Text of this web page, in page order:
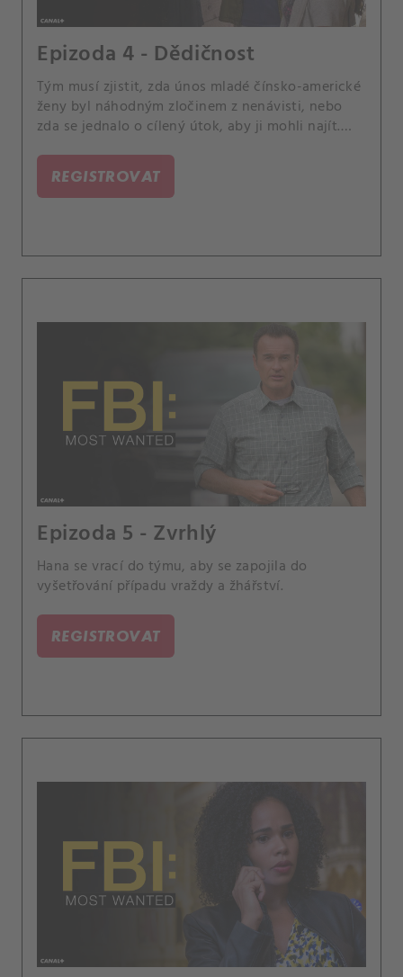
Epizoda 4 - Dědičnost
Tým musí zjistit, zda únos mladé čínsko-americké
ženy byl náhodným zločinem z nenávisti, nebo
zda se jednalo o cílený útok, aby ji mohli najít.
vzpurností.
REGISTROVAT
Epizoda 5 - Zvrhlý
Hana se vrací do týmu, aby se zapojila do
vyšetřování případu vraždy a žhářství.
REGISTROVAT